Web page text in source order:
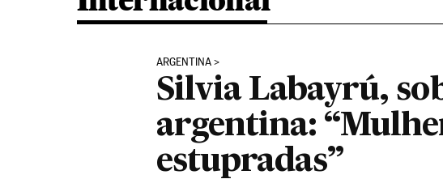
ARGENTINA
Silvia Labayrú,
argentina:
estupradas”